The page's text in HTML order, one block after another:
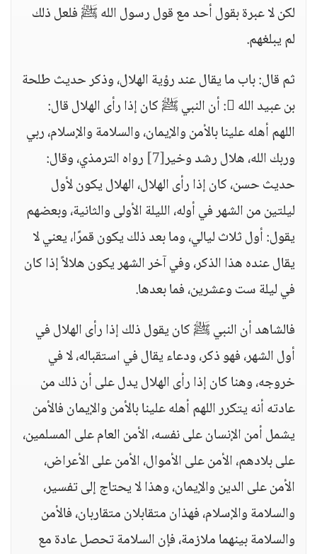
لكن لا عبرة بقول أحد مع قول رسول الله ﷺ فلعل ذلك
لم يبلغهم.
ثم قال: باب ما يقال عند رؤية الهلال، وذكر حديث طلحة
بن عبيد الله : أن النبي ﷺ كان إذا رأى الهلال قال:
اللهم أهله علينا بالأمن والإيمان، والسلامة والإسلام، ربي
وربك الله، هلال رشد وخير[7]
رواه الترمذي، وقال:
حديث حسن، كان إذا رأى الهلال، الهلال يكون لأول
ليلتين من الشهر في أوله، الليلة الأولى والثانية، وبعضهم
يقول: أول ثلاث ليالي، وما بعد ذلك يكون قمرًا، يعني لا
يقال عنده هذا الذكر، وفي آخر الشهر يكون هلالاً إذا كان
في ليلة ست وعشرين، فما بعدها.
فالشاهد أن النبي ﷺ كان يقول ذلك إذا رأى الهلال في
أول الشهر، فهو ذكر، ودعاء يقال في استقباله، لا في
خروجه، وهنا كان إذا رأى الهلال يدل على أن ذلك من
عادته أنه يتكرر اللهم أهله علينا بالأمن والإيمان فالأمن
يشمل أمن الإنسان على نفسه، الأمن العام على المسلمين،
على بلادهم، الأمن على الأموال، الأمن على الأعراض،
الأمن على الدين والإيمان، وهذا لا يحتاج إلى تفسير،
والسلامة والإسلام، فهذان متقابلان متقاربان، فالأمن
والسلامة بينهما ملازمة، فإن السلامة تحصل عادة مع